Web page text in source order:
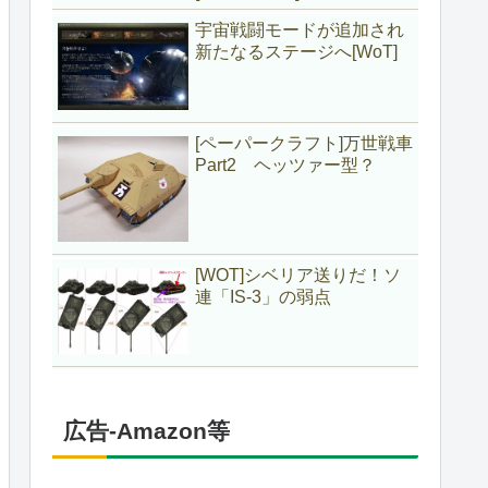
宇宙戦闘モードが追加され
新たなるステージへ[WoT]
[ペーパークラフト]万世戦車
Part2 ヘッツァー型？
[WOT]シベリア送りだ！ソ
連「IS-3」の弱点
広告-Amazon等